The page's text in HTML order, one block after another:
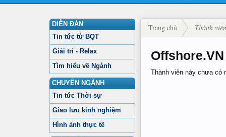
DIỄN ĐÀN
Tin tức từ BQT
Giải trí - Relax
Tìm hiểu về Ngành
CHUYÊN NGÀNH
Tin tức Thời sự
Giao lưu kinh nghiệm
Hình ảnh thực tế
Trang chủ Thành viên
Thành viên này chưa có